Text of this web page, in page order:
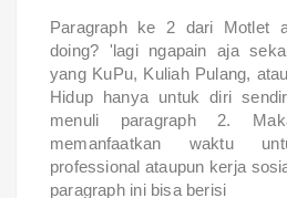
Paragraph ke 2 dari Motlet
doing? 'lagi ngapain aja
yang KuPu, Kuliah Pulang,
Hidup hanya untuk diri
menuli paragraph 2.
memanfaatkan waktu
professional ataupun kerja
paragraph ini bisa berisi